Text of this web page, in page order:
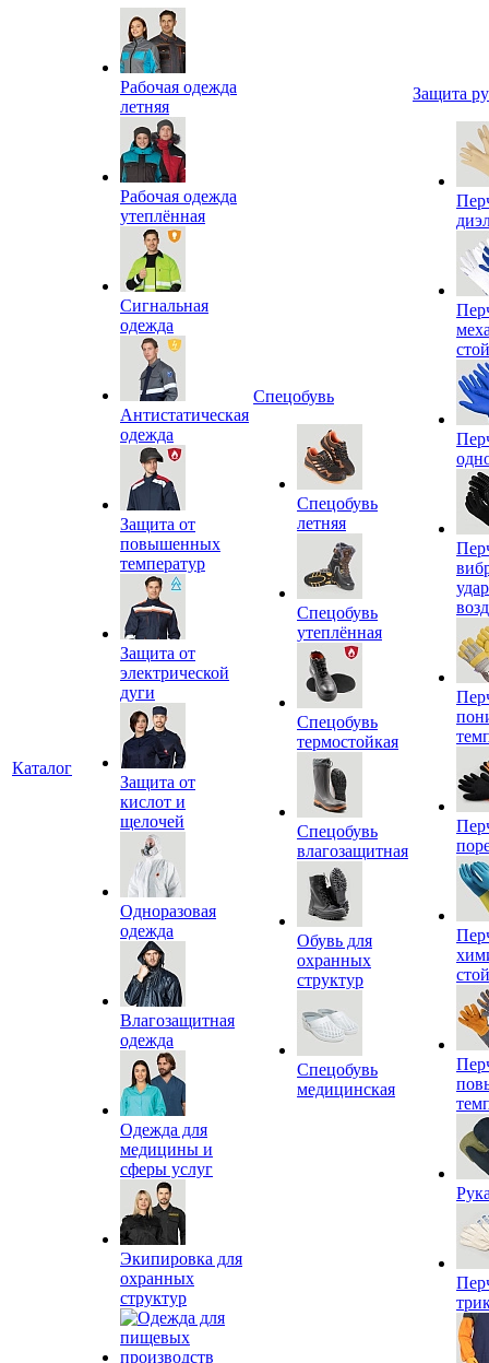
Каталог
Рабочая одежда
летняя
Рабочая одежда
утеплённая
Сигнальная
одежда
Антистатическая
одежда
Защита от
повышенных
температур
Защита от
электрической
дуги
Защита от
кислот и
щелочей
Одноразовая
одежда
Влагозащитная
одежда
Одежда для
медицины и
сферы услуг
Экипировка для
охранных
структур
Спецобувь
Спецобувь
летняя
Спецобувь
утеплённая
Спецобувь
термостойкая
Спецобувь
влагозащитная
Обувь для
охранных
структур
Спецобувь
медицинская
Защита